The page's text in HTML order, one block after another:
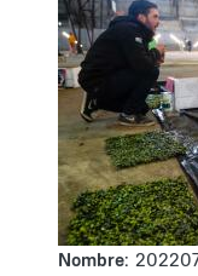
Nombre: